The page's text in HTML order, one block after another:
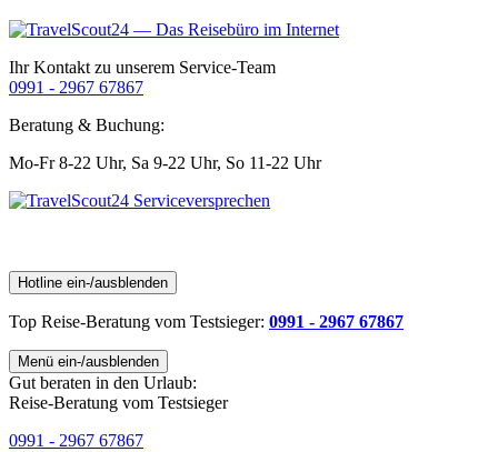
Ihr Kontakt zu unserem Service-Team
0991 - 2967 67867
Beratung & Buchung:
Mo-Fr 8-22 Uhr, Sa 9-22 Uhr, So 11-22 Uhr
Hotline ein-/ausblenden
Top Reise-Beratung vom Testsieger: 0991 - 2967 67867
Menü ein-/ausblenden
Gut beraten in den Urlaub:
Reise-Beratung vom Testsieger
0991 - 2967 67867